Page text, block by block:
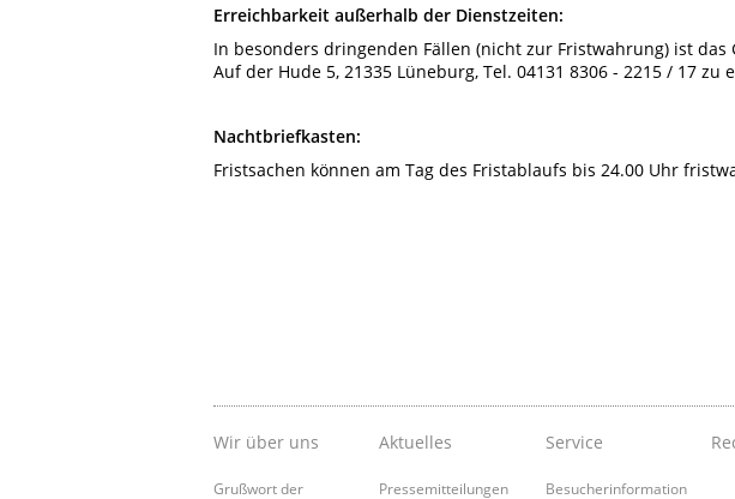
Erreichbarkeit außerhalb der Dienstzeiten:
In besonders dringenden Fällen (nicht zur Fristwahrung) ist
Auf der Hude 5, 21335 Lüneburg, Tel. 04131 8306 - 2215 / 17 zu
Nachtbriefkasten:
Fristsachen können am Tag des Fristablaufs bis 24.00 Uhr
Wir über uns
Grußwort der
Aktuelles
Pressemitteilungen
Service
Besucherinformation